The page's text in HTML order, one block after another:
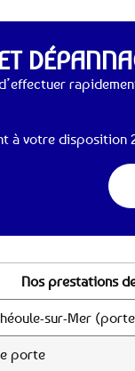
à votre disposition
Nos prestations
sur-Mer
porte